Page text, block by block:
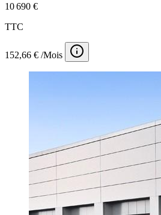
10 690 €
TTC
152,66 € /Mois